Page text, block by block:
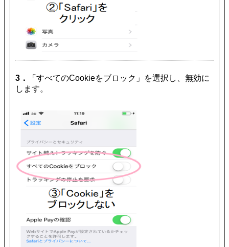
3．
「すべてのCookieをブロック」を選択し、無効に
します。